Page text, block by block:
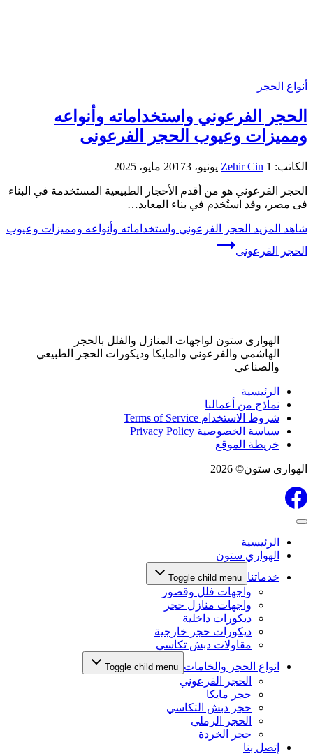
أنواع الحجر
الحجر الفرعوني واستخداماته وأنواعه
ومميزات وعيوب الحجر الفرعونى
الكاتب: Zehir Cin 1 يونيو، 2017 3 مايو، 2025
الحجر الفرعوني هو من أقدم الأحجار الطبيعية المستخدمة في البناء
فى مصر، وقد استُخدم في بناء المعابد…
شاهد المزيد الحجر الفرعوني واستخداماته وأنواعه ومميزات وعيوب
الحجر الفرعونى
الهوارى ستون لواجهات المنازل والفلل بالحجر
الهاشمي والفرعوني والمايكا وديكورات الحجر الطبيعي
والصناعي
الرئيسية
نماذج من أعمالنا
شروط الاستخدام Terms of Service
سياسة الخصوصية Privacy Policy
خريطة الموقع
الهوارى ستون© 2026
الرئيسية
الهواري ستون
خدماتنا Toggle child menu
واجهات فلل وقصور
واجهات منازل حجر
ديكورات داخلية
ديكورات حجر خارجية
مقاولات دبش تكاسى
انواع الحجر والخامات Toggle child menu
الحجر الفرعوني
حجر مايكا
حجر دبش التكاسي
الحجر الرملي
حجر الخردة
إتصل بنا